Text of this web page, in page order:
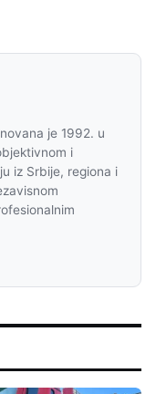
je 1992. u
i
iz Srbije, regiona i